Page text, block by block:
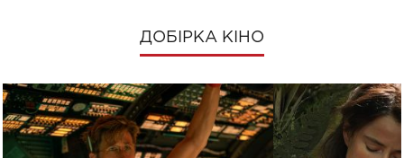
ДОБІРКА КІНО